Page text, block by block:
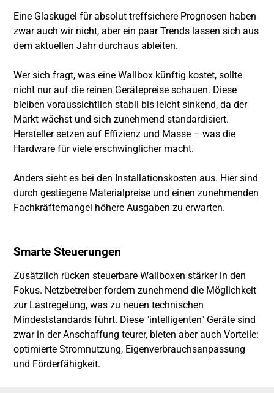
Eine Glaskugel für absolut treffsichere Prognosen haben
zwar auch wir nicht, aber ein paar Trends lassen sich aus
dem aktuellen Jahr durchaus ableiten.
Wer sich fragt, was eine Wallbox künftig kostet, sollte
nicht nur auf die reinen Gerätepreise schauen. Diese
bleiben voraussichtlich stabil bis leicht sinkend, da der
Markt wächst und sich zunehmend standardisiert.
Hersteller setzen auf Effizienz und Masse – was die
Hardware für viele erschwinglicher macht.
Anders sieht es bei den Installationskosten aus. Hier sind
durch gestiegene Materialpreise und einenzunehmenden
Fachkräftemangel höhere Ausgaben zu erwarten.
Smarte Steuerungen
Zusätzlich rücken steuerbare Wallboxen stärker in den
Fokus. Netzbetreiber fordern zunehmend die Möglichkeit
zur Lastregelung, was zu neuen technischen
Mindeststandards führt. Diese "intelligenten" Geräte sind
zwar in der Anschaffung teurer, bieten aber auch Vorteile:
optimierte Stromnutzung, Eigenverbrauchsanpassung
und Förderfähigkeit.